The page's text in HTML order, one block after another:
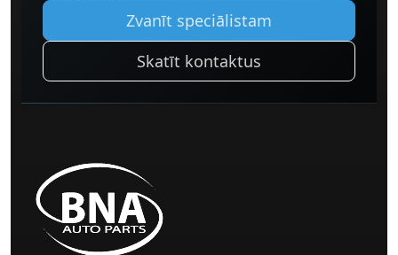
Zvanīt speciālistam
Skatīt kontaktus